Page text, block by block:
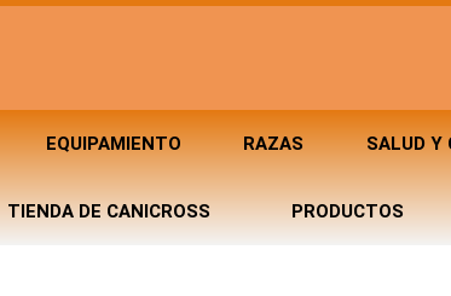
EQUIPAMIENTO RAZAS SALUD Y
TIENDA DE CANICROSS PRODUCTOS